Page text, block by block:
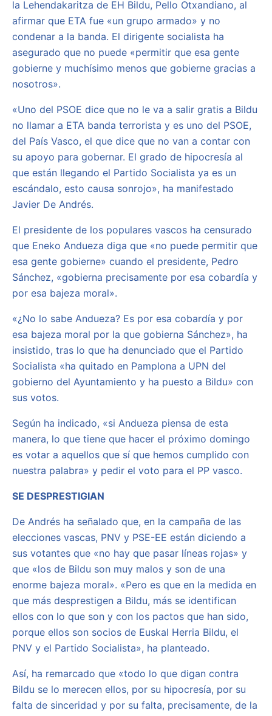
la Lehendakaritza de EH Bildu, Pello Otxandiano, al
afirmar que ETA fue «un grupo armado» y no
condenar a la banda. El dirigente socialista ha
asegurado que no puede «permitir que esa gente
gobierne y muchísimo menos que gobierne gracias a
nosotros».
«Uno del PSOE dice que no le va a salir gratis a Bildu
no llamar a ETA banda terrorista y es uno del PSOE,
del País Vasco, el que dice que no van a contar con
su apoyo para gobernar. El grado de hipocresía al
que están llegando el Partido Socialista ya es un
escándalo, esto causa sonrojo», ha manifestado
Javier De Andrés.
El presidente de los populares vascos ha censurado
que Eneko Andueza diga que «no puede permitir que
esa gente gobierne» cuando el presidente, Pedro
Sánchez, «gobierna precisamente por esa cobardía y
por esa bajeza moral».
«¿No lo sabe Andueza? Es por esa cobardía y por
esa bajeza moral por la que gobierna Sánchez», ha
insistido, tras lo que ha denunciado que el Partido
Socialista «ha quitado en Pamplona a UPN del
gobierno del Ayuntamiento y ha puesto a Bildu» con
sus votos.
Según ha indicado, «si Andueza piensa de esta
manera, lo que tiene que hacer el próximo domingo
es votar a aquellos que sí que hemos cumplido con
nuestra palabra» y pedir el voto para el PP vasco.
SE DESPRESTIGIAN
De Andrés ha señalado que, en la campaña de las
elecciones vascas, PNV y PSE-EE están diciendo a
sus votantes que «no hay que pasar líneas rojas» y
que «los de Bildu son muy malos y son de una
enorme bajeza moral». «Pero es que en la medida en
que más desprestigen a Bildu, más se identifican
ellos con lo que son y con los pactos que han sido,
porque ellos son socios de Euskal Herria Bildu, el
PNV y el Partido Socialista», ha planteado.
Así, ha remarcado que «todo lo que digan contra
Bildu se lo merecen ellos, por su hipocresía, por su
falta de sinceridad y por su falta, precisamente, de la